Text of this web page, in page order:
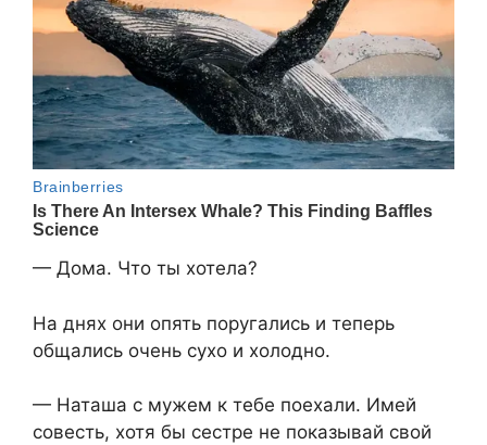
— Дома. Что ты хотела?
На днях они опять поругались и теперь
общались очень сухо и холодно.
— Наташа с мужем к тебе поехали. Имей
совесть, хотя бы сестре не показывай свой